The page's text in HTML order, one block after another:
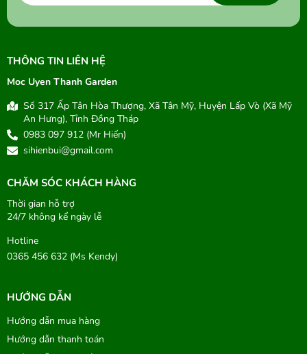
THÔNG TIN LIÊN HỆ
Moc Uyen Thanh Garden
Số 317 Ấp Tân Hòa Thượng, Xã Tân Mỹ, Huyện Lấp Vò (Xã Mỹ
An Hưng), Tỉnh Đồng Tháp
0983 097 912 (Mr Hiến)
sihienbui@gmail.com
CHĂM SÓC KHÁCH HÀNG
Thời gian hỗ trợ
24/7 không kể ngày lễ
Hotline
0365 456 632 (Ms Kendy)
HƯỚNG DẪN
Hướng dẫn mua hàng
Hướng dẫn thanh toán